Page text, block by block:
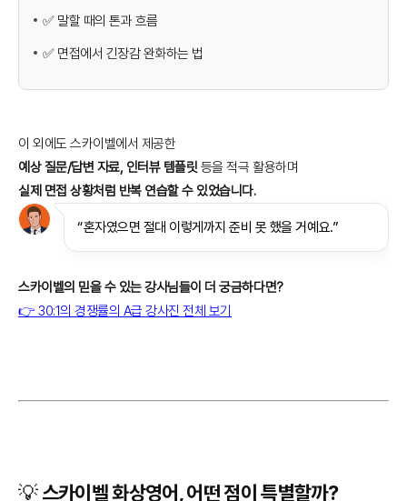
✅ 말할 때의 톤과 흐름
✅ 면접에서 긴장감 완화하는 법
이 외에도 스카이벨에서 제공한
예상 질문/답변 자료, 인터뷰 템플릿등을 적극 활용하며
실제 면접 상황처럼 반복 연습할 수 있었습니다.
“혼자였으면 절대 이렇게까지 준비 못 했을 거예요.”
스카이벨의 믿을 수 있는 강사님들이 더 궁금하다면?
👉 30:1의 경쟁률의 A급 강사진 전체 보기
💡 스카이벨 화상영어, 어떤 점이 특별할까?